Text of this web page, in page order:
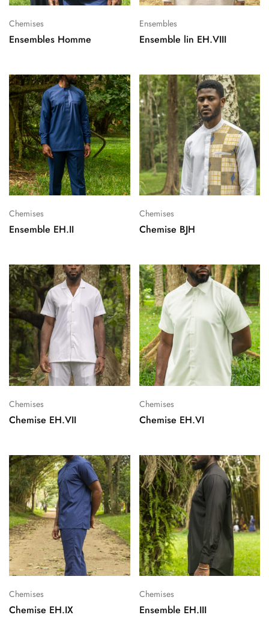
Chemises
Ensembles Homme
Ensembles
Ensemble lin EH.VIII
Chemises
Ensemble EH.II
Chemises
Chemise BJH
Chemises
Chemise EH.VII
Chemises
Chemise EH.VI
Chemises
Chemise EH.IX
Chemises
Ensemble EH.III